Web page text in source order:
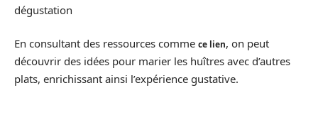
dégustation
En consultant des ressources comme ce lien, on peut
découvrir des idées pour marier les huîtres avec d’autres
plats, enrichissant ainsi l’expérience gustative.